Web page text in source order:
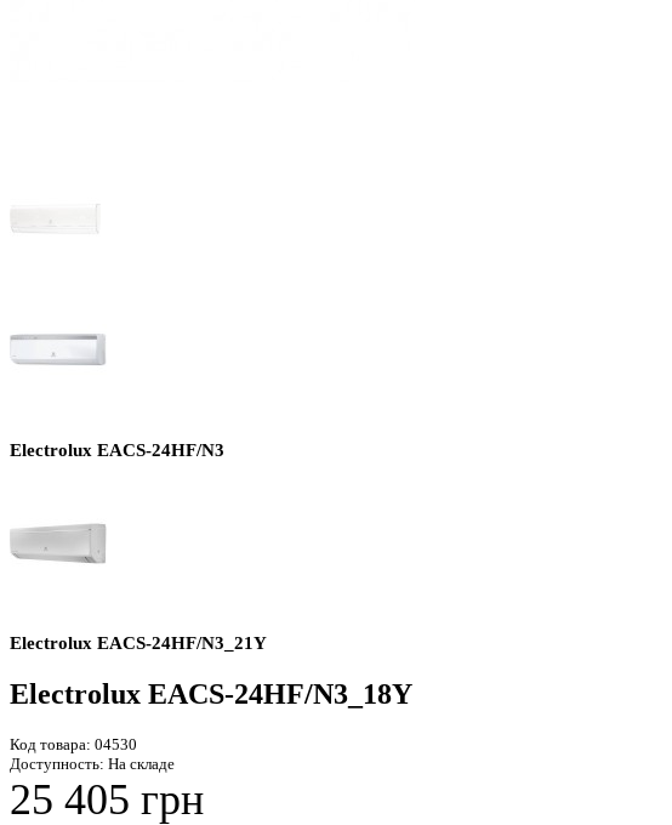
Electrolux EACS-24HF/N3
Electrolux EACS-24HF/N3_21Y
Electrolux EACS-24HF/N3_18Y
Код товара: 04530
Доступность: На складе
25 405 грн